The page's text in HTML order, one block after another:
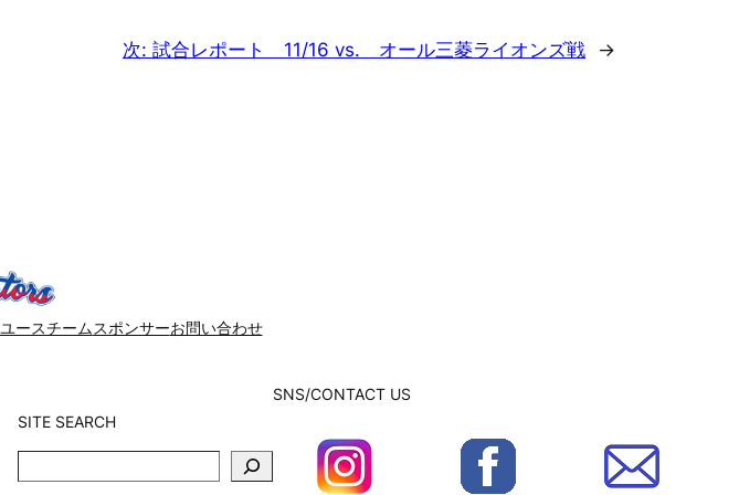
次: 試合レポート 11/16 vs. オール三菱ライオンズ戦 →
ユースチームスポンサーお問い合わせ
SITE SEARCH
SNS/CONTACT US